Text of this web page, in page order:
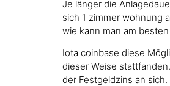
Je länger die
sich 1 zimmer wohnung
wie kann man am
Iota coinbase diese
dieser Weise
der Festgeldzins an